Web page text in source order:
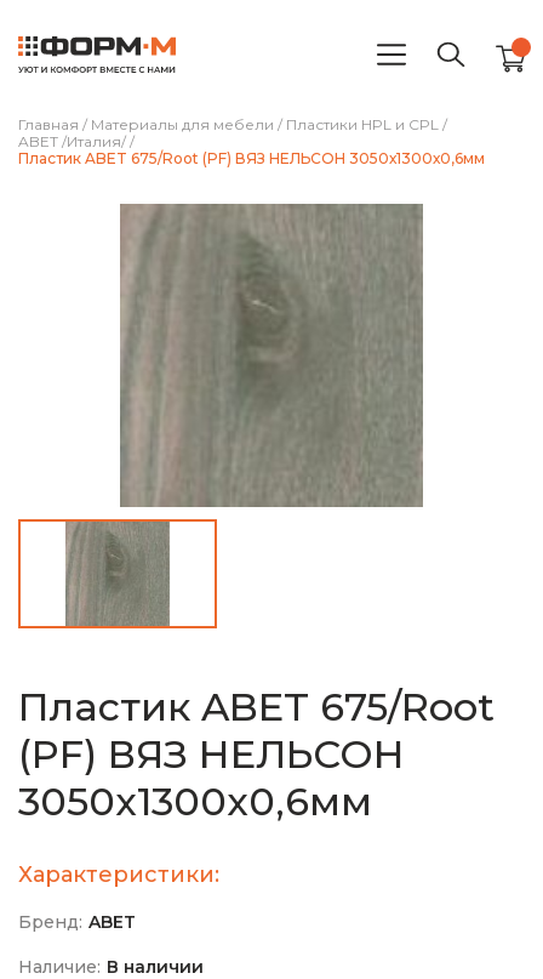
Главная / Материалы для мебели / Пластики HPL и CPL /
ABET /Италия/ /
Пластик ABET 675/Root (PF) ВЯЗ НЕЛЬСОН 3050х1300х0,6мм
Пластик ABET 675/Root
(PF) ВЯЗ НЕЛЬСОН
3050х1300х0,6мм
Характеристики:
Бренд: ABET
Наличие: В наличии